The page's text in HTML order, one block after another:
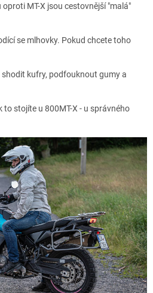
oproti MT-X jsou cestovnější "malá"
se mlhovky. Pokud chcete toho
kufry, podfouknout gumy a
to stojíte u 800MT-X - u správného